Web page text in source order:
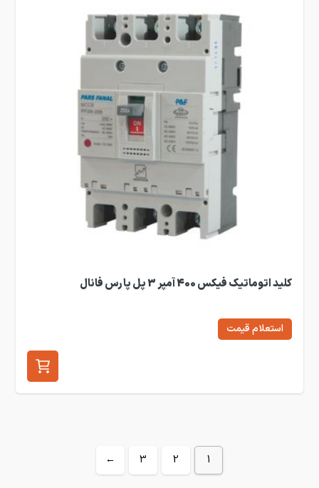
کلید اتوماتیک فیکس 400 آمپر 3 پل پارس فانال
استعلام قیمت
1
2
3
←